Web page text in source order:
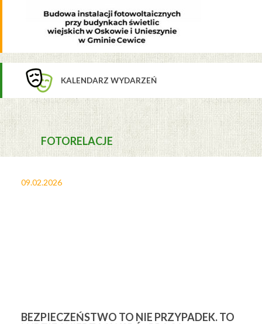
KALENDARZ WYDARZEŃ
FOTORELACJE
09.02.2026
BEZPIECZEŃSTWO TO NIE PRZYPADEK. TO